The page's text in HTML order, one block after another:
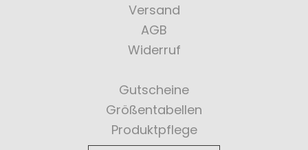
Versand
AGB
Widerruf
Gutscheine
Größentabellen
Produktpflege